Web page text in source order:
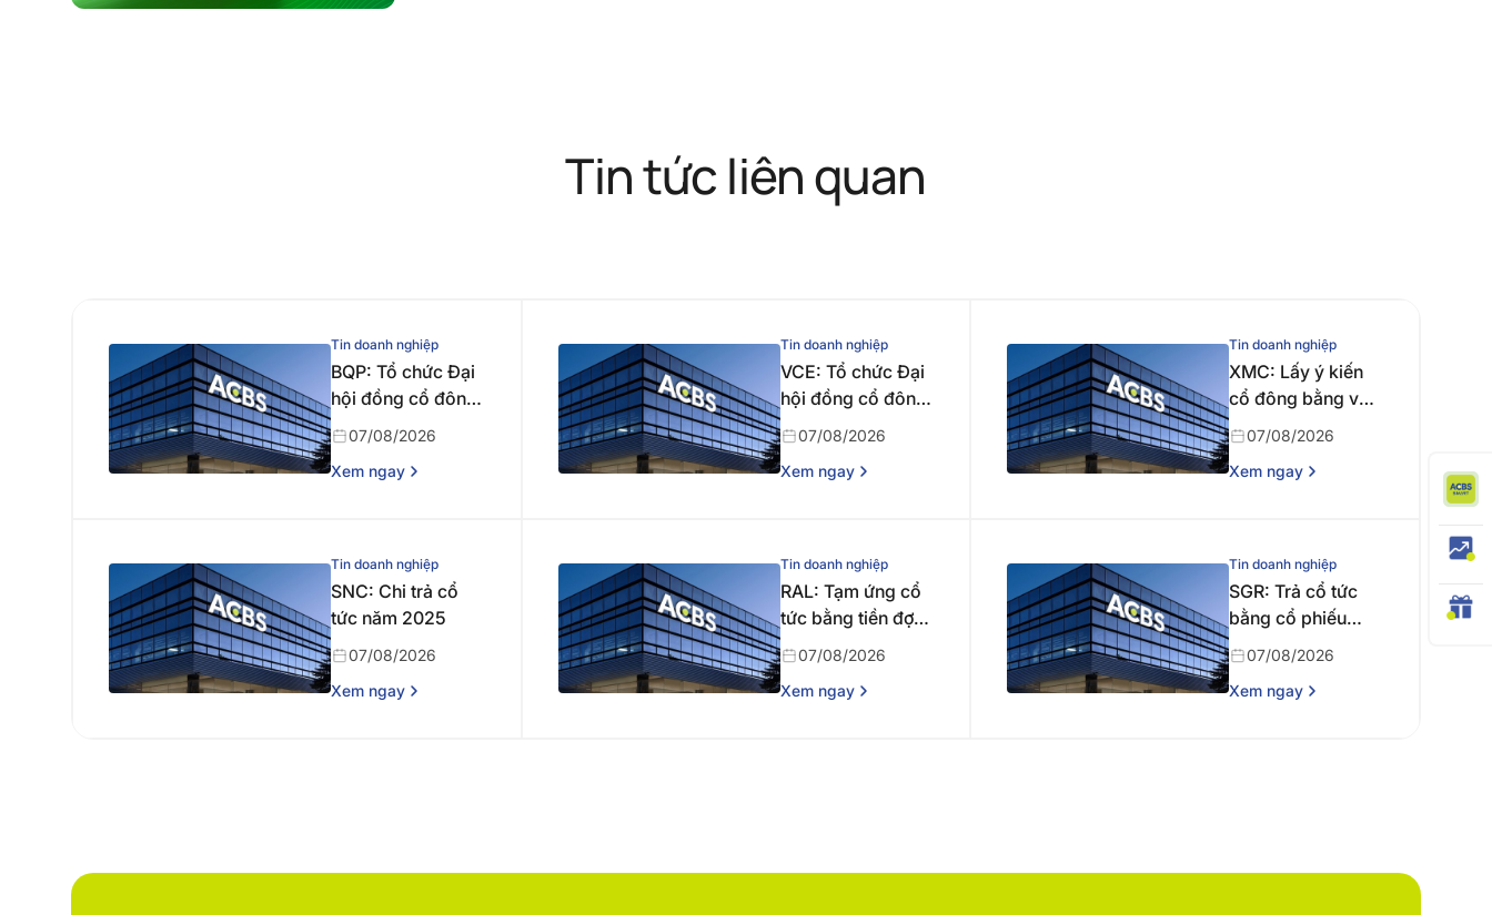
Tin tức liên quan
Tin doanh nghiệp
BQP: Tổ chức Đại
hội đồng cổ đông
thường niên năm
2026
07/08/2026
Xem ngay
Tin doanh nghiệp
VCE: Tổ chức Đại
hội đồng cổ đông
bất thường năm
2026 lần thứ nhất
07/08/2026
Xem ngay
Tin doanh nghiệp
XMC: Lấy ý kiến
cổ đông bằng văn
bản07/08/2026
Xem ngay
Tin doanh nghiệp
SNC: Chi trả cổ
tức năm 2025
07/08/2026
Xem ngay
Tin doanh nghiệp
RAL: Tạm ứng cổ
tức bằng tiền đợt 1
năm 2026
07/08/2026
Xem ngay
Tin doanh nghiệp
SGR: Trả cổ tức
bằng cổ phiếu
năm 2024
07/08/2026
Xem ngay